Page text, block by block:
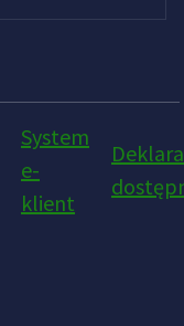
System
e-
klient